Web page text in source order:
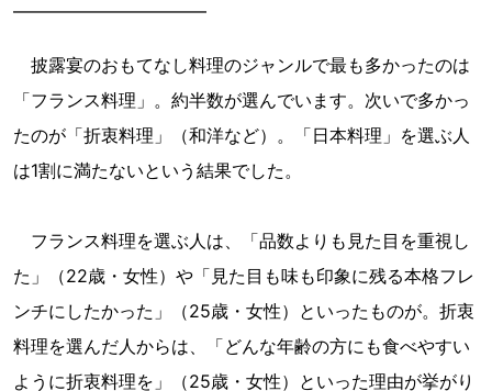
━━━━━━━━━━━
披露宴のおもてなし料理のジャンルで最も多かったのは
「フランス料理」。約半数が選んでいます。次いで多かっ
たのが「折衷料理」（和洋など）。「日本料理」を選ぶ人
は1割に満たないという結果でした。
フランス料理を選ぶ人は、「品数よりも見た目を重視し
た」（22歳・女性）や「見た目も味も印象に残る本格フレ
ンチにしたかった」（25歳・女性）といったものが。折衷
料理を選んだ人からは、「どんな年齢の方にも食べやすい
ように折衷料理を」（25歳・女性）といった理由が挙がり